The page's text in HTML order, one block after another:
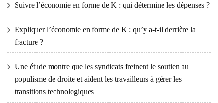
Suivre l’économie en forme de K : qui détermine les dépenses ?
Expliquer l’économie en forme de K : qu’y a-t-il derrière la
fracture ?
Une étude montre que les syndicats freinent le soutien au
populisme de droite et aident les travailleurs à gérer les
transitions technologiques